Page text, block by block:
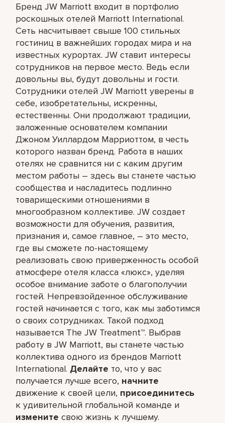
Бренд JW Marriott входит в портфолио
роскошных отелей Marriott International.
Сеть насчитывает свыше 100 стильных
гостиниц в важнейших городах мира и на
известных курортах. JW ставит интересы
сотрудников на первое место. Ведь если
довольны вы, будут довольны и гости.
Сотрудники отелей JW Marriott уверены в
себе, изобретательны, искренны,
естественны. Они продолжают традиции,
заложенные основателем компании
Джоном Уиллардом Марриоттом, в честь
которого назван бренд. Работа в наших
отелях не сравнится ни с каким другим
местом работы – здесь вы станете частью
сообщества и насладитесь подлинно
товарищескими отношениями в
многообразном коллективе. JW создает
возможности для обучения, развития,
признания и, самое главное, – это место,
где вы сможете по-настоящему
реализовать свою приверженность особой
атмосфере отеля класса «люкс», уделяя
особое внимание заботе о благополучии
гостей. Непревзойденное обслуживание
гостей начинается с того, как мы заботимся
о своих сотрудниках. Такой подход
называется The JW Treatment™. Выбрав
работу в JW Marriott, вы станете частью
коллектива одного из брендов Marriott
International. Делайте то, что у вас
получается лучше всего,​ начните
движение к своей цели, присоединитесь
к удивительной глобальной команде и
измените свою жизнь к лучшему.